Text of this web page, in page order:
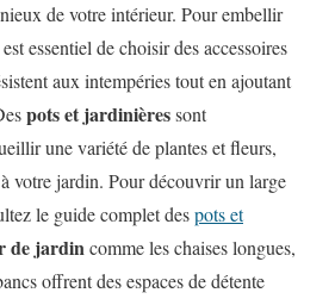
de votre intérieur. Pour embellir
essentiel de choisir des accessoires
aux intempéries tout en ajoutant
pots et jardinièressont
une variété de plantes et fleurs,
votre jardin. Pour découvrir un large
le guide complet despots et
de jardincomme les chaises longues,
offrent des espaces de détente